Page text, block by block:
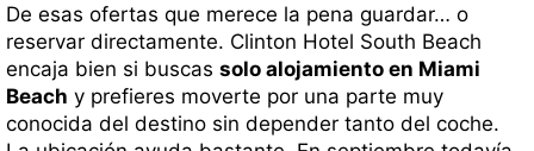
De esas ofertas que merece la pena guardar… o
reservar directamente. Clinton Hotel South Beach
encaja bien si buscas solo alojamiento en Miami
Beach y prefieres moverte por una parte muy
conocida del destino sin depender tanto del coche.